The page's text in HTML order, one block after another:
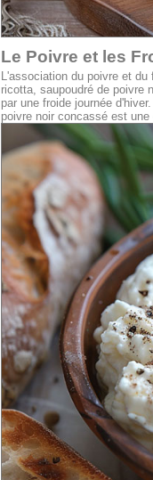
Le Poivre et les
L'association du poivre et
ricotta, saupoudré de poivre
par une froide journée
poivre noir concassé est